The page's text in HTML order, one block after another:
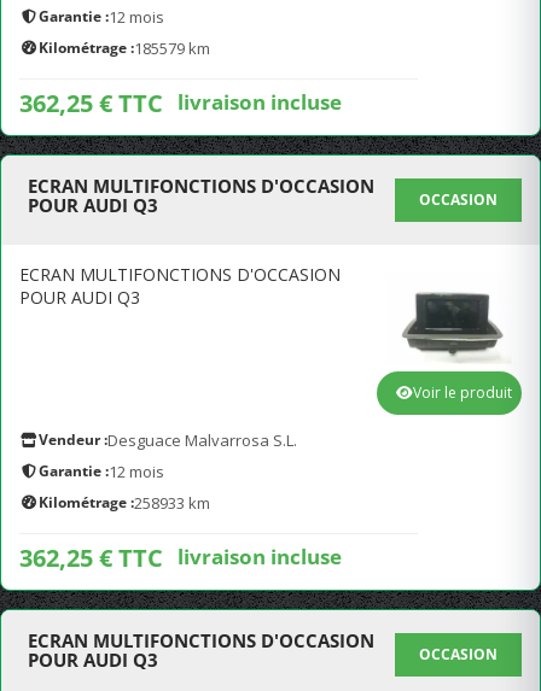
Garantie :12 mois
Kilométrage :185579 km
362,25 € TTC livraison incluse
ECRAN MULTIFONCTIONS D'OCCASION
POUR AUDI Q3
OCCASION
ECRAN MULTIFONCTIONS D'OCCASION
POUR AUDI Q3
Vendeur :Desguace Malvarrosa S.L.
Garantie :12 mois
Kilométrage :258933 km
362,25 € TTC livraison incluse
Voir le produit
ECRAN MULTIFONCTIONS D'OCCASION
POUR AUDI Q3
OCCASION